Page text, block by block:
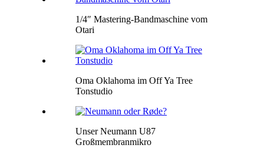
1/4″ Mastering-Bandmaschine vom
Otari
Oma Oklahoma im Off Ya Tree
Tonstudio
Unser Neumann U87
Großmembranmikro